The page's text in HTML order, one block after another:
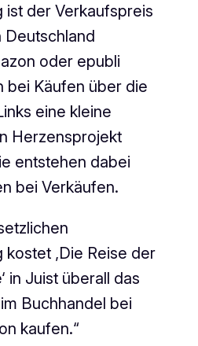
ist der Verkaufspreis
Deutschland
oder epubli
bei Käufen über die
eine kleine
Herzensprojekt
entstehen dabei
bei Verkäufen.
‚Die Reise der
in Juist überall das
Buchhandel bei
kaufen.“